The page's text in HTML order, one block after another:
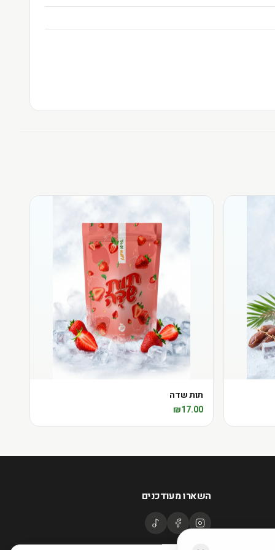
תות שדה
₪17.00
השארו מעודכנים